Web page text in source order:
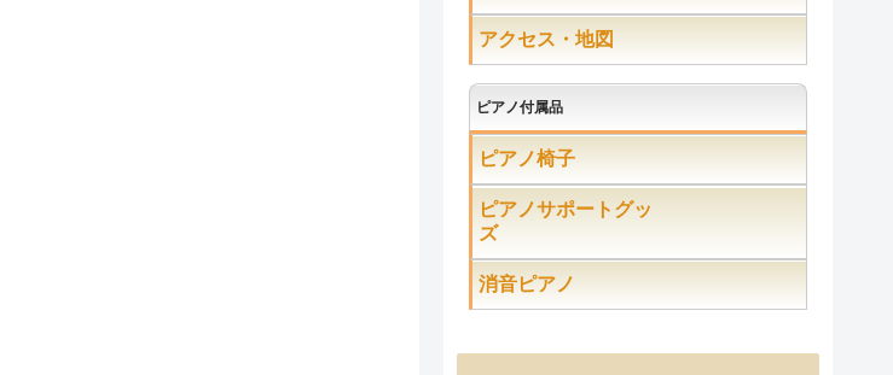
アクセス・地図
ピアノ付属品
ピアノ椅子
ピアノサポートグッ
ズ
消音ピアノ